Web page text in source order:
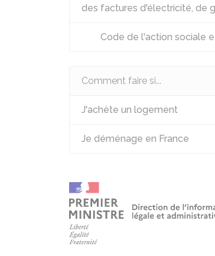
des factures d'électricité, de
Code de l'action sociale
Comment faire si...
J'achète un logement
Je déménage en France